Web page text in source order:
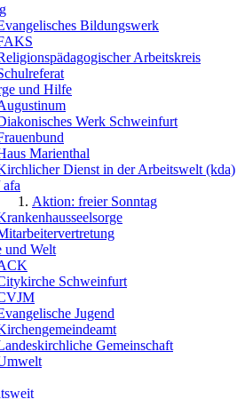
Bildungswerk
Arbeitskreis
und Hilfe
Werk Schweinfurt
Marienthal
Dienst in der Arbeitswelt (kda)
afa
Aktion: freier Sonntag
und Welt
Schweinfurt
Jugend
Gemeinschaft